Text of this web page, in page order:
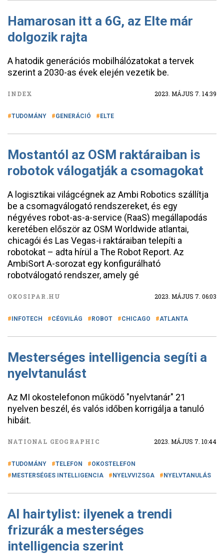
Hamarosan itt a 6G, az Elte már
dolgozik rajta
A hatodik generációs mobilhálózatokat a tervek
szerint a 2030-as évek elején vezetik be.
INDEX 2023. MÁJUS 7. 14:39
TUDOMÁNY GENERÁCIÓ ELTE
Mostantól az OSM raktáraiban is
robotok válogatják a csomagokat
A logisztikai világcégnek az Ambi Robotics szállítja
be a csomagválogató rendszereket, és egy
négyéves robot-as-a-service (RaaS) megállapodás
keretében először az OSM Worldwide atlantai,
chicagói és Las Vegas-i raktáraiban telepíti a
robotokat – adta hírül a The Robot Report. Az
AmbiSort A-sorozat egy konfigurálható
robotválogató rendszer, amely gé
OKOSIPAR.HU 2023. MÁJUS 7. 06:03
INFOTECH CÉGVILÁG ROBOT CHICAGO ATLANTA
Mesterséges intelligencia segíti a
nyelvtanulást
Az MI okostelefonon működő "nyelvtanár" 21
nyelven beszél, és valós időben korrigálja a tanuló
hibáit.
NATIONAL GEOGRAPHIC 2023. MÁJUS 7. 10:44
TUDOMÁNY TELEFON
OKOSTELEFON
MESTERSÉGES INTELLIGENCIA
NYELVVIZSGA NYELVTANULÁS
AI hairtylist: ilyenek a trendi
frizurák a mesterséges
intelligencia szerint